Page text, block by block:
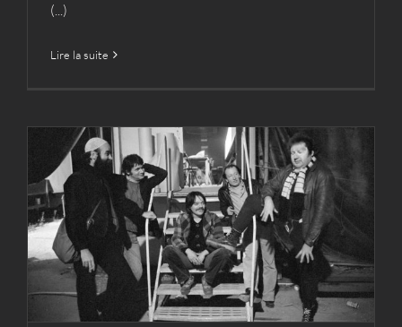
(...)
Lire la suite
Radio France 1976
Actualités Archives Cie Médias